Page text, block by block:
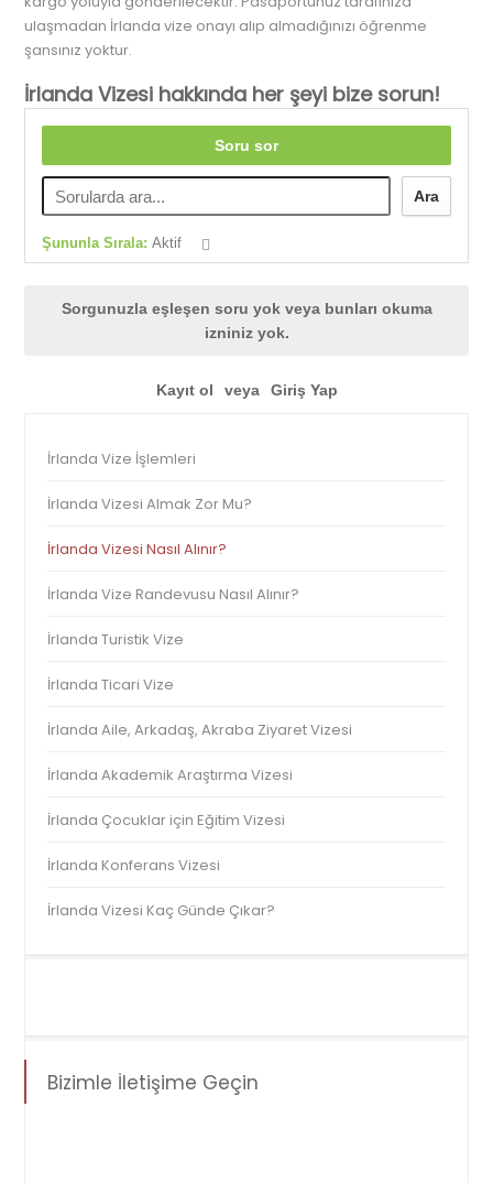
ulaşmadan İrlanda vize onayı alıp almadığınızı öğrenme
şansınız yoktur.
İrlanda Vizesi hakkında her şeyi bize sorun!
Soru sor
Ara
Şununla Sırala:Aktif
Sorgunuzla eşleşen soru yok veya bunları okuma
izniniz yok.
Kayıt ol veya Giriş Yap
İrlanda Vize İşlemleri
İrlanda Vizesi Almak Zor Mu?
İrlanda Vizesi Nasıl Alınır?
İrlanda Vize Randevusu Nasıl Alınır?
İrlanda Turistik Vize
İrlanda Ticari Vize
İrlanda Aile, Arkadaş, Akraba Ziyaret Vizesi
İrlanda Akademik Araştırma Vizesi
İrlanda Çocuklar için Eğitim Vizesi
İrlanda Konferans Vizesi
İrlanda Vizesi Kaç Günde Çıkar?
Bizimle İletişime Geçin